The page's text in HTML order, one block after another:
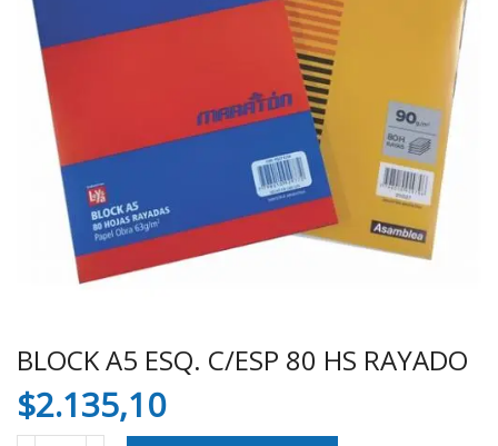
BLOCK A5 ESQ. C/ESP 80 HS RAYADO
$2.135,10